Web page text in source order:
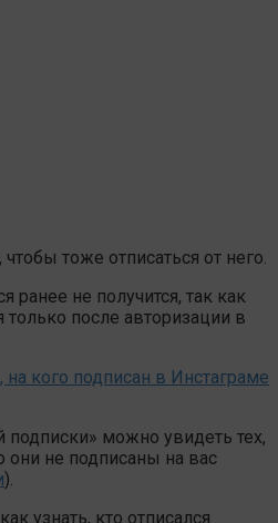
чтобы тоже отписаться от него.
ранее не получится, так как
только после авторизации в
на кого подписан в Инстаграме
подписки» можно увидеть тех,
они не подписаны на вас
).
узнать, кто отписался